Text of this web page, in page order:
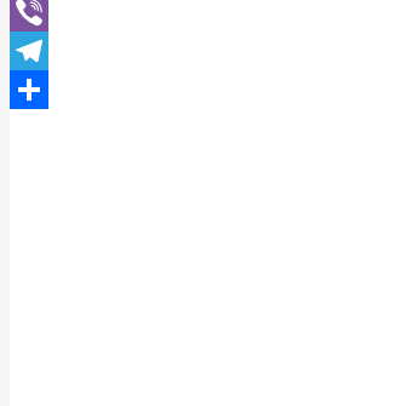
WhatsApp
Viber
Telegram